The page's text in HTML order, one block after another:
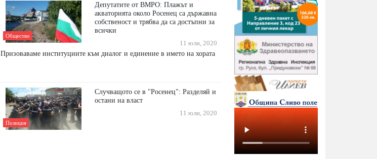
Общество
Депутатите от ВМРО: Плажът и
акваторията около Росенец са държавна
собственост и трябва да са достъпни за
всички
11 юли, 2020
Призоваваме институциите към диалог и единение в името на хората
Позиция
Случващото се в "Росенец": Разделяй и
остани на власт
11 юли, 2020